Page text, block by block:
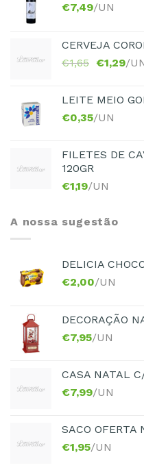
€7,49/UN
CERVEJA
€1,65 €1,29/
LEITE MEIO
€0,35/UN
FILETES DE
120GR
€1,19/UN
A nossa sugestão
DELICIA
€2,00/UN
DECORAÇÃO
€7,95/UN
CASA NATAL
€7,99/UN
SACO OFERTA
€1,95/UN